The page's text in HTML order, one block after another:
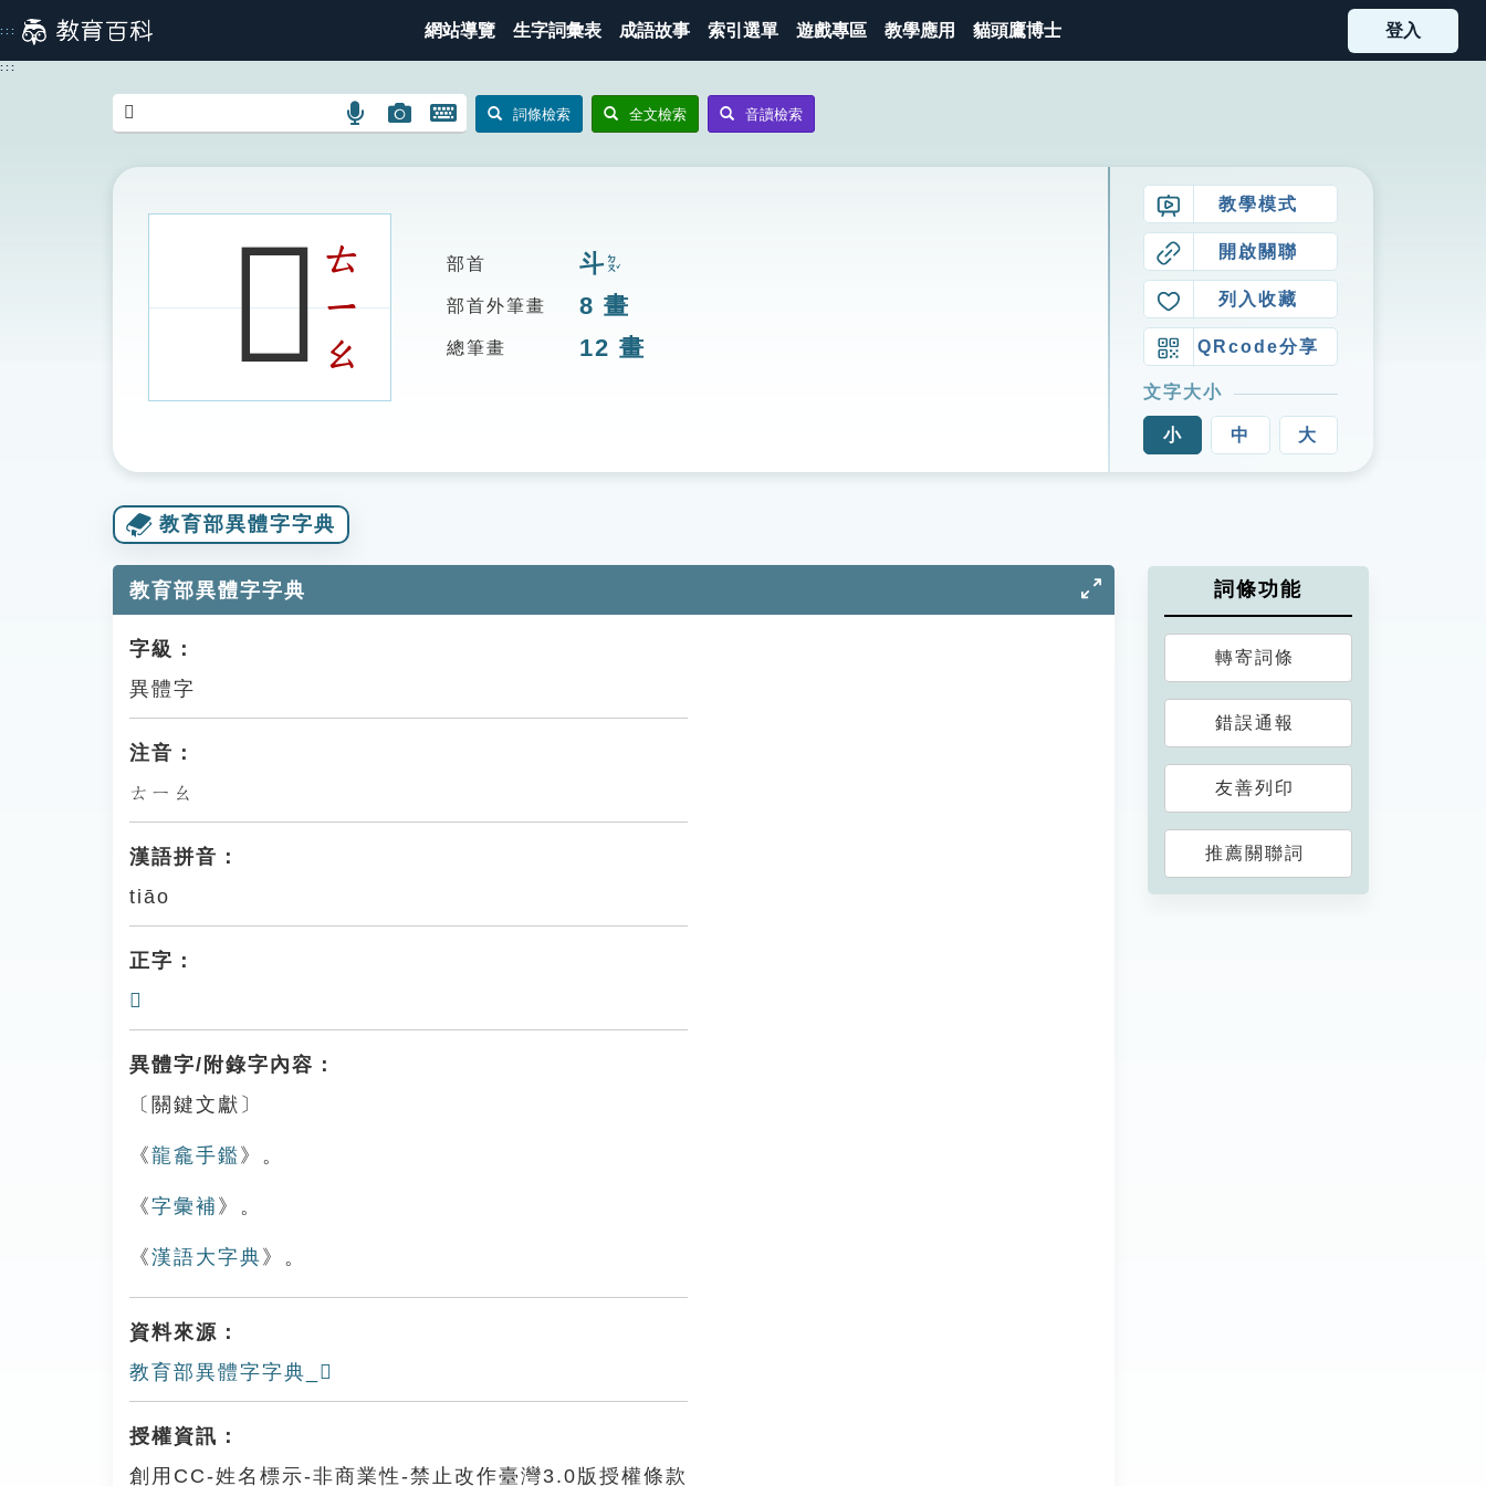
到
主
::: 網站導覽 生字詞彙表 成語故事 索引選單 遊戲專區 教學應用 貓頭鷹博士 登入
:::
語
搜
圖
圖
搜
開
鍵
詞條檢索 全文檢索 音讀檢索
𣁿ㄊ
ㄧ
ㄠ
部首 斗ㄉㄡˇ
部首外筆畫 8 畫
總筆畫 12 畫
教學模式
開啟關聯
列入收藏
QRcode分享
文字大小
小 中 大
教育部異體字字典
教育部異體字字典
字級：
異體字
注音：
ㄊㄧㄠ
漢語拼音：
tiāo
正字：
𣂁
異體字/附錄字內容：
〔關鍵文獻〕
《龍龕手鑑 》。
《字彙補 》。
《漢語大字典 》。
資料來源：
教育部異體字字典_𣁿
授權資訊：
創用CC-姓名標示-非商業性-禁止改作臺灣3.0版授權條款
詞條功能
轉寄詞條
錯誤通報
友善列印
推薦關聯詞